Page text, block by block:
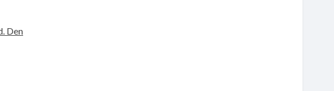
Den